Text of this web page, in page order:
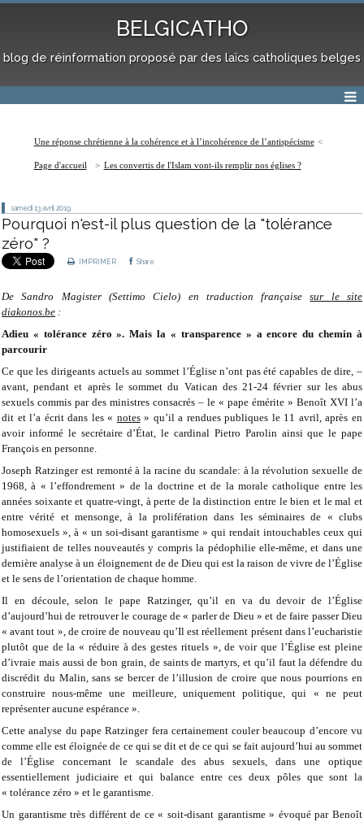
BELGICATHO
blog de réinformation proposé par des laïcs catholiques belges
Une réponse chrétienne à la cohérence et à l’incohérence de l’antispécisme
Page d'accueil Les convertis de l'Islam vont-ils remplir nos églises ?
samedi 13 avril 2019
Pourquoi n'est-il plus question de la "tolérance
zéro" ?
IMPRIMER Share
De Sandro Magister (Settimo Cielo) en traduction françaisesur le site
diakonos.be :
Adieu « tolérance zéro ». Mais la « transparence » a encore du chemin à
parcourir
Ce que les dirigeants actuels au sommet l’Église n’ont pas été capables de dire, –
avant, pendant et après le sommet du Vatican des 21-24 février sur les abus
sexuels commis par des ministres consacrés – le « pape émérite » Benoît XVI l’a
dit et l’a écrit dans les « notes» qu’il a rendues publiques le 11 avril, après en
avoir informé le secrétaire d’État, le cardinal Pietro Parolin ainsi que le pape
François en personne.
Joseph Ratzinger est remonté à la racine du scandale: à la révolution sexuelle de
1968, à « l’effondrement » de la doctrine et de la morale catholique entre les
années soixante et quatre-vingt, à perte de la distinction entre le bien et le mal et
entre vérité et mensonge, à la prolifération dans les séminaires de « clubs
homosexuels », à « un soi-disant garantisme » qui rendait intouchables ceux qui
justifiaient de telles nouveautés y compris la pédophilie elle-même, et dans une
dernière analyse à un éloignement de de Dieu qui est la raison de vivre de l’Église
et le sens de l’orientation de chaque homme.
Il en découle, selon le pape Ratzinger, qu’il en va du devoir de l’Église
d’aujourd’hui de retrouver le courage de « parler de Dieu » et de faire passer Dieu
« avant tout », de croire de nouveau qu’Il est réellement présent dans l’eucharistie
plutôt que de la « réduire à des gestes rituels », de voir que l’Église est pleine
d’ivraie mais aussi de bon grain, de saints de martyrs, et qu’il faut la défendre du
discrédit du Malin, sans se bercer de l’illusion de croire que nous pourrions en
construire nous-même une meilleure, uniquement politique, qui « ne peut
représenter aucune espérance ».
Cette analyse du pape Ratzinger fera certainement couler beaucoup d’encore vu
comme elle est éloignée de ce qui se dit et de ce qui se fait aujourd’hui au sommet
de l’Église concernant le scandale des abus sexuels, dans une optique
essentiellement judiciaire et qui balance entre ces deux pôles que sont la
« tolérance zéro » et le garantisme.
Un garantisme très différent de ce « soit-disant garantisme » évoqué par Benoît